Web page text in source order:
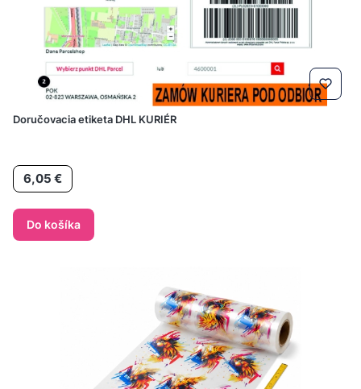
Doručovacia etiketa DHL KURIÉR
Cena
6,05 €
Do košíka